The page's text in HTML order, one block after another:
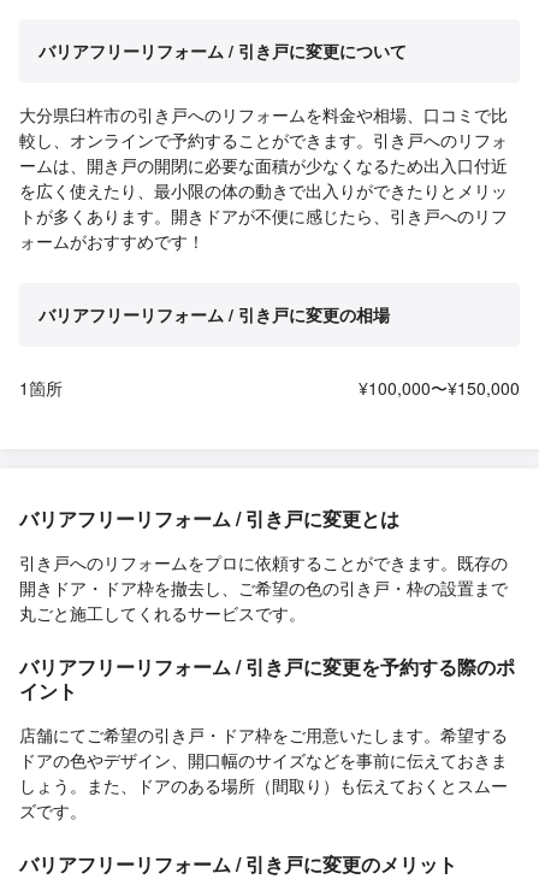
バリアフリーリフォーム / 引き戸に変更について
大分県臼杵市の引き戸へのリフォームを料金や相場、口コミで比
較し、オンラインで予約することができます。引き戸へのリフォ
ームは、開き戸の開閉に必要な面積が少なくなるため出入口付近
を広く使えたり、最小限の体の動きで出入りができたりとメリッ
トが多くあります。開きドアが不便に感じたら、引き戸へのリフ
ォームがおすすめです！
バリアフリーリフォーム / 引き戸に変更の相場
1箇所 ¥100,000〜¥150,000
バリアフリーリフォーム / 引き戸に変更とは
引き戸へのリフォームをプロに依頼することができます。既存の
開きドア・ドア枠を撤去し、ご希望の色の引き戸・枠の設置まで
丸ごと施工してくれるサービスです。
バリアフリーリフォーム / 引き戸に変更を予約する際のポ
イント
店舗にてご希望の引き戸・ドア枠をご用意いたします。希望する
ドアの色やデザイン、開口幅のサイズなどを事前に伝えておきま
しょう。また、ドアのある場所（間取り）も伝えておくとスムー
ズです。
バリアフリーリフォーム / 引き戸に変更のメリット